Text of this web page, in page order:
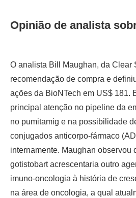
Opinião de analista
O analista Bill Maughan, da Clear
recomendação de compra e
ações da BioNTech em US$ 181.
principal atenção no pipeline da
no pumitamig e na possibilidade
conjugados anticorpo-fármaco
internamente. Maughan observou
gotistobart acrescentaria outro
imuno-oncologia à história de
na área de oncologia, a qual